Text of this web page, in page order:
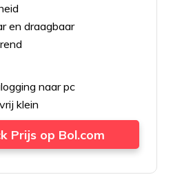
en draagbaar
naar pc
klein
Prijs op Bol.com